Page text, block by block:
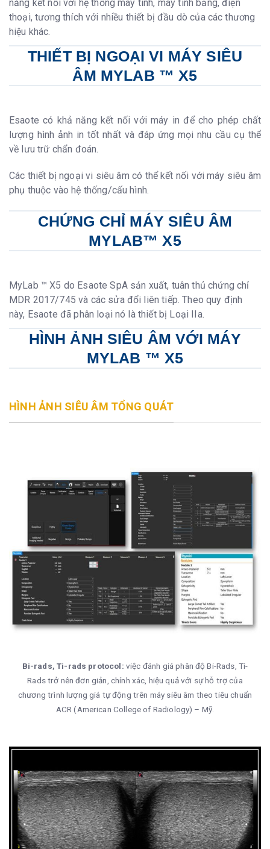
năng kết nối với hệ thống máy tính, máy tính bảng, điện
thoại, tương thích với nhiều thiết bị đầu dò của các thương
hiệu khác.
THIẾT BỊ NGOẠI VI MÁY SIÊU
ÂM MYLAB ™ X5
Esaote có khả năng kết nối với máy in để cho phép chất
lượng hình ảnh in tốt nhất và đáp ứng mọi nhu cầu cụ thể
về lưu trữ chẩn đoán.
Các thiết bị ngoại vi siêu âm có thể kết nối với máy siêu âm
phụ thuộc vào hệ thống/cấu hình.
CHỨNG CHỈ MÁY SIÊU ÂM
MYLAB™ X5
MyLab ™ X5 do Esaote SpA sản xuất, tuân thủ chứng chỉ
MDR 2017/745 và các sửa đổi liên tiếp. Theo quy định
này, Esaote đã phân loại nó là thiết bị Loại IIa.
HÌNH ẢNH SIÊU ÂM VỚI MÁY
MYLAB ™ X5
HÌNH ẢNH SIÊU ÂM TỔNG QUÁT
Bi-rads, Ti-rads protocol: việc đánh giá phân độ Bi-Rads, Ti-
Rads trở nên đơn giản, chính xác, hiệu quả với sự hỗ trợ của
chương trình lượng giá tự động trên máy siêu âm theo tiêu chuẩn
ACR (American College of Radiology) – Mỹ.